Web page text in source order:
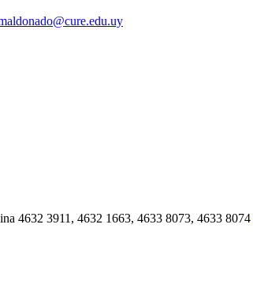
4632 3911, 4632 1663, 4633 8073, 4633 8074